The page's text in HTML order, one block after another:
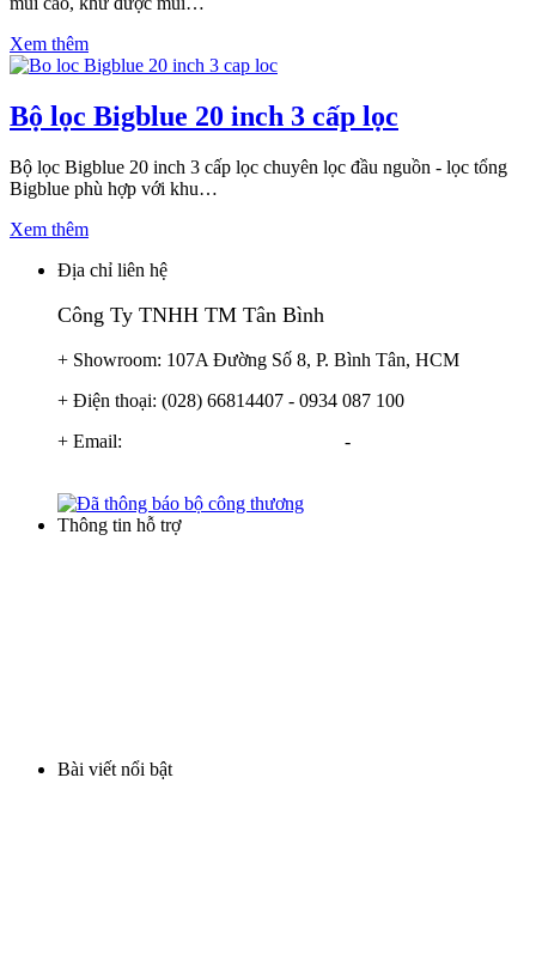
Xem thêm
Bộ lọc Bigblue 20 inch 3 cấp lọc
Bộ lọc Bigblue 20 inch 3 cấp lọc chuyên lọc đầu nguồn - lọc tổng
Bigblue phù hợp với khu…
Xem thêm
Địa chỉ liên hệ
Công Ty TNHH TM Tân Bình
+ Showroom: 107A Đường Số 8, P. Bình Tân, HCM
+ Điện thoại: (028) 66814407 - 0934 087 100
+ Email:
-
Thông tin hỗ trợ
Bài viết nổi bật